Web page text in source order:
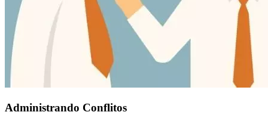
Administrando Conflitos